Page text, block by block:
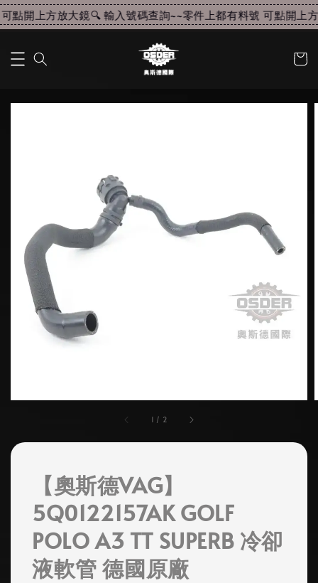
點開上方放大鏡🔍 輸入號碼查詢~~零件上都有料號 可點開上
1 / 2
【奧斯德VAG】
5Q0122157AK GOLF
POLO A3 TT SUPERB 冷卻
液軟管 德國原廠